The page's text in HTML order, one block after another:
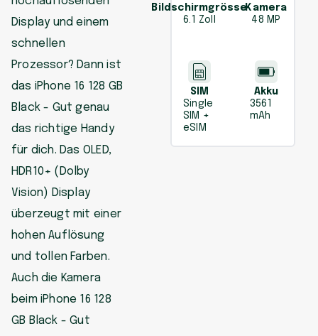
Display und einem
schnellen
Prozessor? Dann ist
das iPhone 16 128 GB
Black - Gut genau
das richtige Handy
für dich. Das OLED,
HDR10+ (Dolby
Vision) Display
überzeugt mit einer
hohen Auflösung
und tollen Farben.
Auch die Kamera
beim iPhone 16 128
GB Black - Gut
Bildschirmgrösse
6.1 Zoll
Kamera
48 MP
SIM
Single
SIM +
eSIM
Akku
3561
mAh